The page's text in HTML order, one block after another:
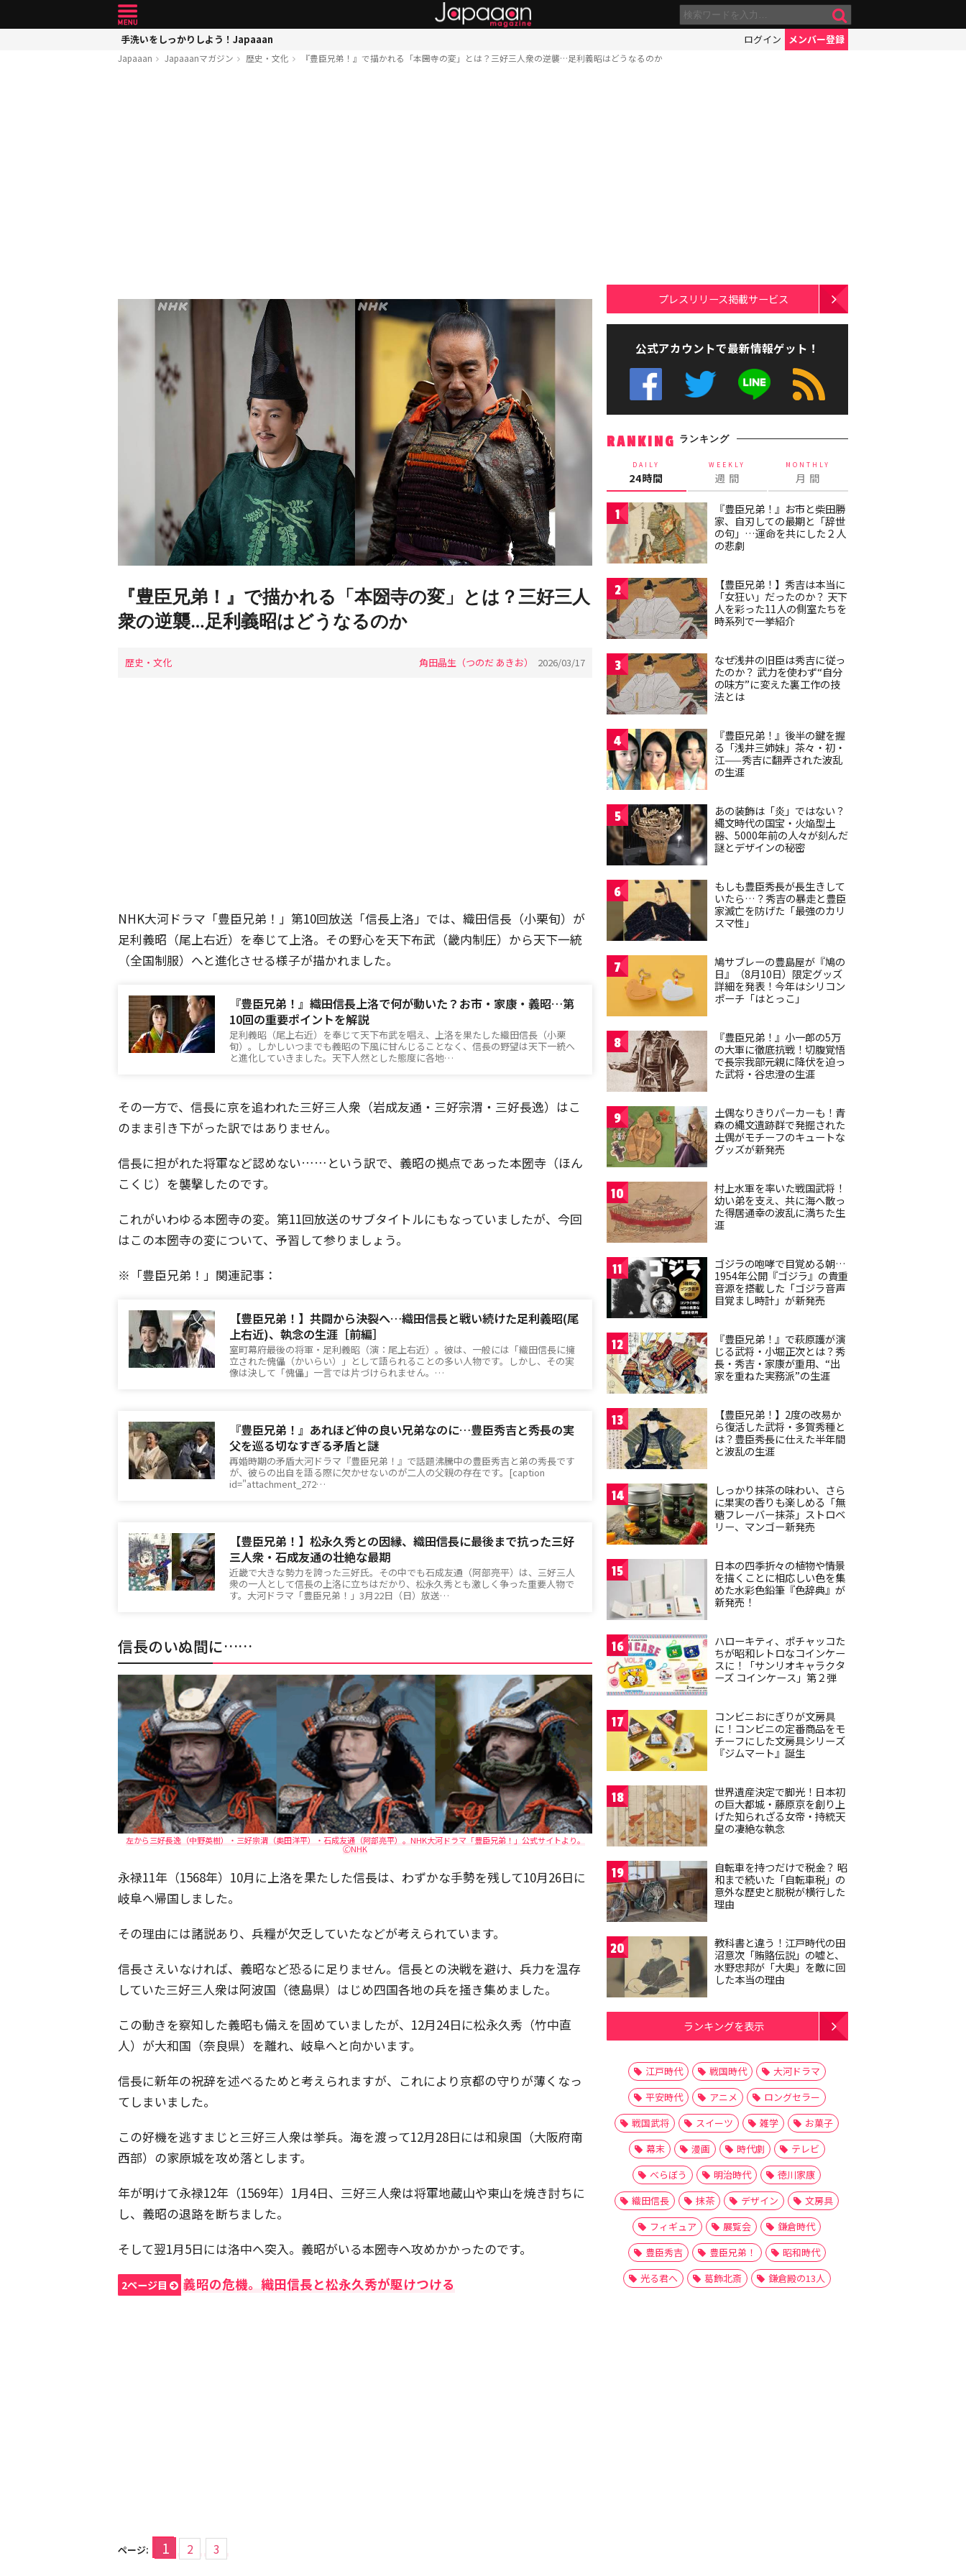
手洗いをしっかりしよう！Japaaan ログイン メンバー登録
Japaaan Japaaanマガジン 歴史・文化 『豊臣兄弟！』で描かれる「本圀寺の変」とは？三好三人衆の逆襲…足利義昭はどうなるのか
『豊臣兄弟！』で描かれる「本圀寺の変」とは？三好三人
衆の逆襲…足利義昭はどうなるのか
歴史・文化 角田晶生（つのだ あきお） 2026/03/17
NHK大河ドラマ「豊臣兄弟！」第10回放送「信長上洛」では、織田信長（小栗旬）が
足利義昭（尾上右近）を奉じて上洛。その野心を天下布武（畿内制圧）から天下一統
（全国制服）へと進化させる様子が描かれました。
『豊臣兄弟！』織田信長上洛で何が動いた？お市・家康・義昭…第
10回の重要ポイントを解説
足利義昭（尾上右近）を奉じて天下布武を唱え、上洛を果たした織田信長（小栗
旬）。しかしいつまでも義昭の下風に甘んじることなく、信長の野望は天下一統へ
と進化していきました。天下人然とした態度に各地…
その一方で、信長に京を追われた三好三人衆（岩成友通・三好宗渭・三好長逸）はこ
のまま引き下がった訳ではありません。
信長に担がれた将軍など認めない……という訳で、義昭の拠点であった本圀寺（ほん
こくじ）を襲撃したのです。
これがいわゆる本圀寺の変。第11回放送のサブタイトルにもなっていましたが、今回
はこの本圀寺の変について、予習して参りましょう。
※「豊臣兄弟！」関連記事：
【豊臣兄弟！】共闘から決裂へ…織田信長と戦い続けた足利義昭(尾
上右近)、執念の生涯［前編］
室町幕府最後の将軍・足利義昭（演：尾上右近）。彼は、一般には「織田信長に擁
立された傀儡（かいらい）」として語られることの多い人物です。しかし、その実
像は決して「傀儡」一言では片づけられません。…
『豊臣兄弟！』あれほど仲の良い兄弟なのに…豊臣秀吉と秀長の実
父を巡る切なすぎる矛盾と謎
再婚時期の矛盾大河ドラマ『豊臣兄弟！』で話題沸騰中の豊臣秀吉と弟の秀長です
が、彼らの出自を語る際に欠かせないのが二人の父親の存在です。[caption
id="attachment_272…
【豊臣兄弟！】松永久秀との因縁、織田信長に最後まで抗った三好
三人衆・石成友通の壮絶な最期
近畿で大きな勢力を誇った三好氏。その中でも石成友通（阿部亮平）は、三好三人
衆の一人として信長の上洛に立ちはだかり、松永久秀とも激しく争った重要人物で
す。大河ドラマ「豊臣兄弟！」3月22日（日）放送…
信長のいぬ間に……
左から三好⻑逸（中野英樹）・三好宗渭（奥田洋平）・石成友通（阿部亮平）。NHK大河ドラマ「豊臣兄弟！」公式サイトより。
🄫NHK
永禄11年（1568年）10月に上洛を果たした信長は、わずかな手勢を残して10月26日に
岐阜へ帰国しました。
その理由には諸説あり、兵糧が欠乏していたなどが考えられています。
信長さえいなければ、義昭など恐るに足りません。信長との決戦を避け、兵力を温存
していた三好三人衆は阿波国（徳島県）はじめ四国各地の兵を掻き集めました。
この動きを察知した義昭も備えを固めていましたが、12月24日に松永久秀（竹中直
人）が大和国（奈良県）を離れ、岐阜へと向かいます。
信長に新年の祝辞を述べるためと考えられますが、これにより京都の守りが薄くなっ
てしまいました。
この好機を逃すまじと三好三人衆は挙兵。海を渡って12月28日には和泉国（大阪府南
西部）の家原城を攻め落とします。
年が明けて永禄12年（1569年）1月4日、三好三人衆は将軍地蔵山や東山を焼き討ちに
し、義昭の退路を断ちました。
そして翌1月5日には洛中へ突入。義昭がいる本圀寺へ攻めかかったのです。
2ページ目 義昭の危機。織田信長と松永久秀が駆けつける
ページ: 1 2 3
プレスリリース掲載サービス
公式アカウントで最新情報ゲット！
RANKING ランキング
DAILY
24時間
WEEKLY
週 間
MONTHLY
月 間
1
『豊臣兄弟！』お市と柴田勝
家、自刃しての最期と「辞世
の句」…運命を共にした２人
の悲劇
2
【豊臣兄弟！】秀吉は本当に
「女狂い」だったのか？ 天下
人を彩った11人の側室たちを
時系列で一挙紹介
3
なぜ浅井の旧臣は秀吉に従っ
たのか？ 武力を使わず“自分
の味方”に変えた裏工作の技
法とは
4
『豊臣兄弟！』後半の鍵を握
る「浅井三姉妹」茶々・初・
江——秀吉に翻弄された波乱
の生涯
5
あの装飾は「炎」ではない？
縄文時代の国宝・火焔型土
器、5000年前の人々が刻んだ
謎とデザインの秘密
6
もしも豊臣秀長が長生きして
いたら…？秀吉の暴走と豊臣
家滅亡を防げた「最強のカリ
スマ性」
7
鳩サブレーの豊島屋が『鳩の
日』（8月10日）限定グッズ
詳細を発表！今年はシリコン
ポーチ「はとっこ」
8
『豊臣兄弟！』小一郎の5万
の大軍に徹底抗戦！切腹覚悟
で長宗我部元親に降伏を迫っ
た武将・谷忠澄の生涯
9
土偶なりきりパーカーも！青
森の縄文遺跡群で発掘された
土偶がモチーフのキュートな
グッズが新発売
10
村上水軍を率いた戦国武将！
幼い弟を支え、共に海へ散っ
た得居通幸の波乱に満ちた生
涯
11
ゴジラの咆哮で目覚める朝…
1954年公開『ゴジラ』の貴重
音源を搭載した「ゴジラ音声
目覚まし時計」が新発売
12
『豊臣兄弟！』で萩原護が演
じる武将・小堀正次とは？秀
長・秀吉・家康が重用、“出
家を重ねた実務派”の生涯
13
【豊臣兄弟！】2度の改易か
ら復活した武将・多賀秀種と
は？豊臣秀長に仕えた半年間
と波乱の生涯
14
しっかり抹茶の味わい、さら
に果実の香りも楽しめる「無
糖フレーバー抹茶」ストロベ
リー、マンゴー新発売
15
日本の四季折々の植物や情景
を描くことに相応しい色を集
めた水彩色鉛筆『色辞典』が
新発売！
16
ハローキティ、ポチャッコた
ちが昭和レトロなコインケー
スに！「サンリオキャラクタ
ーズ コインケース」第２弾
17
コンビニおにぎりが文房具
に！コンビニの定番商品をモ
チーフにした文房具シリーズ
『ジムマート』誕生
18
世界遺産決定で脚光！日本初
の巨大都城・藤原京を創り上
げた知られざる女帝・持統天
皇の凄絶な執念
19
自転車を持つだけで税金？ 昭
和まで続いた「自転車税」の
意外な歴史と脱税が横行した
理由
20
教科書と違う！江戸時代の田
沼意次「賄賂伝説」の嘘と、
水野忠邦が「大奥」を敵に回
した本当の理由
ランキングを表示
江戸時代 戦国時代
大河ドラマ
平安時代
アニメ
ロングセラー
戦国武将
スイーツ 雑学
お菓子
幕末
漫画 時代劇
テレビ
べらぼう
明治時代
徳川家康
織田信長
抹茶 デザイン
文房具
フィギュア
展覧会
鎌倉時代
豊臣秀吉
豊臣兄弟！
昭和時代
光る君へ
葛飾北斎 鎌倉殿の13人